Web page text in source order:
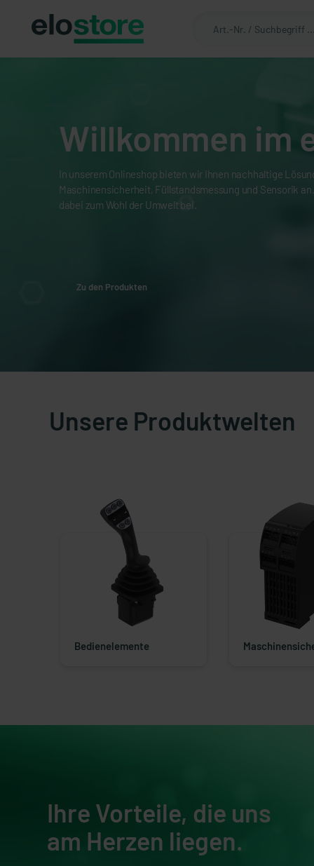
Willkommen im
In unserem Onlineshop bieten wir Ihnen nachhaltige
Maschinensicherheit, Füllstandsmessung und Sensorik
dabei zum Wohl der Umwelt bei.
Zu den Produkten
Unsere Produktwelten
Bedienelemente
Ihre Vorteile, die uns
am Herzen liegen.